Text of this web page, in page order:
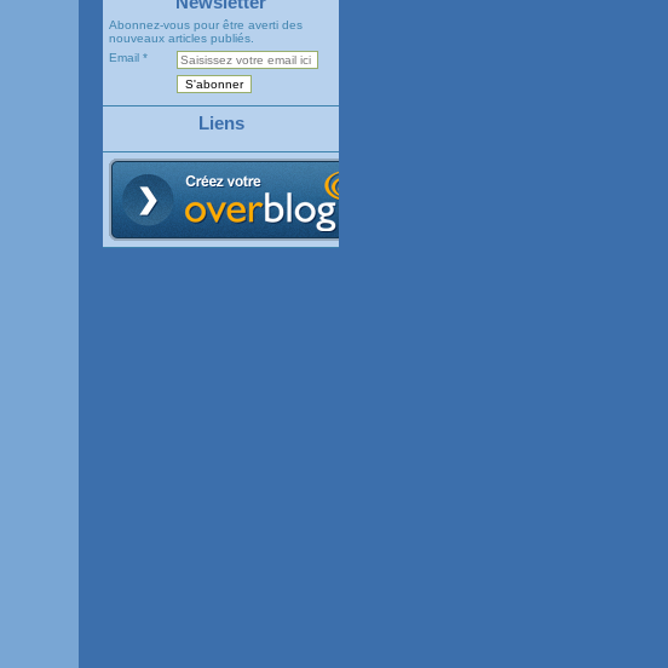
Abonnez-vous pour être averti des
nouveaux articles publiés.
Email
Liens